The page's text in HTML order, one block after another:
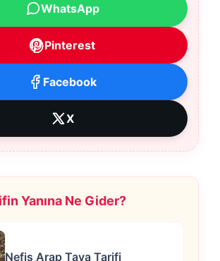
WhatsApp
Pinterest
Facebook
X
Yanına Ne Gider?
Nefis Arap Tava Tarifi